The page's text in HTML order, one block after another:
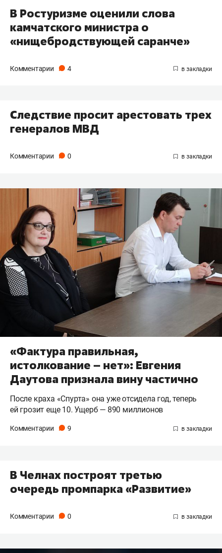
В Ростуризме оценили слова
камчатского министра о
«нищебродствующей саранче»
Комментарии 4
Следствие просит арестовать трех
генералов МВД
Комментарии 0
«Фактура правильная,
истолкование – нет»: Евгения
Даутова признала вину частично
После краха «Спурта» она уже отсидела год, теперь
ей грозит еще 10. Ущерб — 890 миллионов
Комментарии 9
В Челнах построят третью
очередь промпарка «Развитие»
Комментарии 0